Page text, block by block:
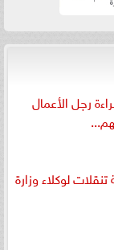
رجل الأعمال
لوكلاء وزارة